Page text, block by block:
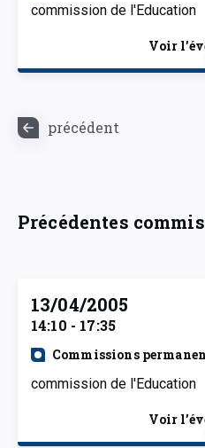
commission de l'Education
Voir
précédent
Précédentes
13/04/2005
14:10 - 17:35
Commissions
commission de l'Education
Voir